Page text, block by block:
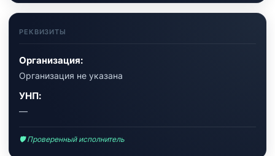
РЕКВИЗИТЫ
Организация:
Организация не указана
УНП:
—
🛡 Проверенный исполнитель